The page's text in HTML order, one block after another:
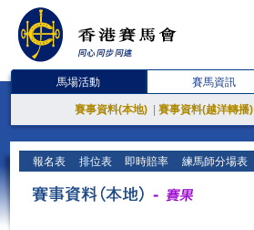
馬場活動 賽馬資訊
賽事資料(本地) 賽事資料(越洋轉播)
報名表 排位表 即時賠率 練馬師分場表